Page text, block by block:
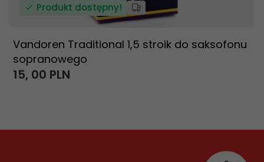
Produkt dostępny!
Vandoren Traditional 1,5 stroik do saksofonu
sopranowego
15, 00 PLN